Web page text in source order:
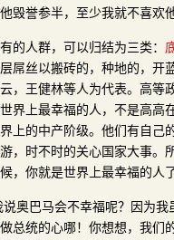
毁誉参半，至少我就不喜欢他
的人群，可以归结为三类：
屌丝以搬砖的，种地的，开
，王健林等人为代表。高等
界上最幸福的人，不是高高
上的中产阶级。他们有自己
，时不时的关心国家大事。
，你就是世界上最幸福的人了
说奥巴马会不幸福呢？因为我
总统的心哪！你想想，我们